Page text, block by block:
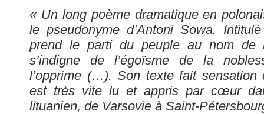
« Un long poème dramatique en
le pseudonyme d’Antoni Sowa.
prend le parti du peuple au nom de
s’indigne de l’égoïsme de la
l’opprime (…). Son texte fait
est très vite lu et appris par cœur
lituanien, de Varsovie à Saint-